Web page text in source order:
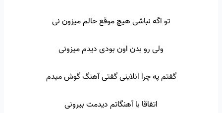
تو اگه نباشی هیچ موقع حالم میزون نی
ولی رو بدن اون بودی دیدم میزونی
گفتم په چرا انلاینی گفتی آهنگ گوش میدم
اتفاقا با آهنگاتم دیدمت بیرونی